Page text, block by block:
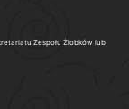
Zespołu Żłobków lub